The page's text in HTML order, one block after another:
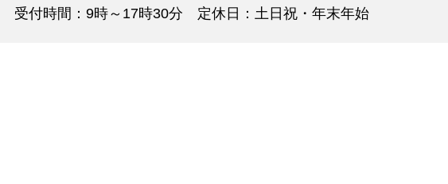
受付時間：9時～17時30分 定休日：土日祝・年末年始